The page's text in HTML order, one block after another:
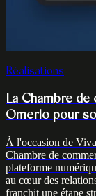
Réalisations
La Chambre
Omerlo pour
À l'occasion de
Chambre de
plateforme
au cœur des
franchit une étape